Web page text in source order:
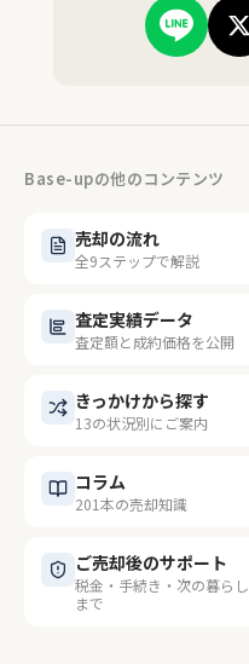
Base-upの他のコンテンツ
売却の流れ
全9ステップで解説
査定実績データ
査定額と成約価格を公開
きっかけから探す
13の状況別にご案内
コラム
201本の売却知識
ご売却後のサポート
税金・手続き・次の暮らし
まで